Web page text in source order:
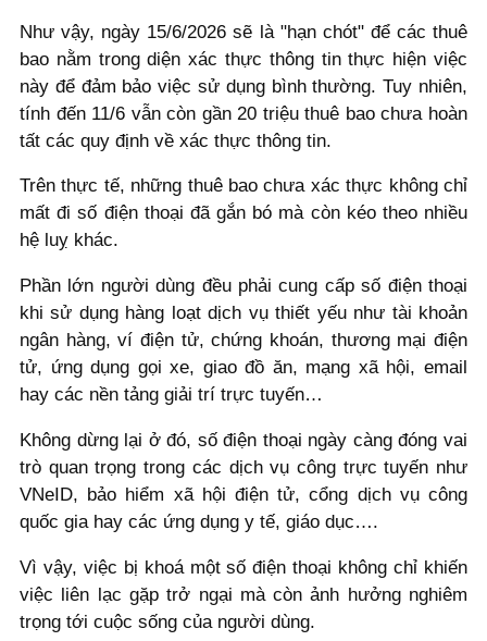
Như vậy, ngày 15/6/2026 sẽ là "hạn chót" để các thuê
bao nằm trong diện xác thực thông tin thực hiện việc
này để đảm bảo việc sử dụng bình thường. Tuy nhiên,
tính đến 11/6 vẫn còn gần 20 triệu thuê bao chưa hoàn
tất các quy định về xác thực thông tin.
Trên thực tế, những thuê bao chưa xác thực không chỉ
mất đi số điện thoại đã gắn bó mà còn kéo theo nhiều
hệ luỵ khác.
Phần lớn người dùng đều phải cung cấp số điện thoại
khi sử dụng hàng loạt dịch vụ thiết yếu như tài khoản
ngân hàng, ví điện tử, chứng khoán, thương mại điện
tử, ứng dụng gọi xe, giao đồ ăn, mạng xã hội, email
hay các nền tảng giải trí trực tuyến…
Không dừng lại ở đó, số điện thoại ngày càng đóng vai
trò quan trọng trong các dịch vụ công trực tuyến như
VNeID, bảo hiểm xã hội điện tử, cổng dịch vụ công
quốc gia hay các ứng dụng y tế, giáo dục….
Vì vậy, việc bị khoá một số điện thoại không chỉ khiến
việc liên lạc gặp trở ngại mà còn ảnh hưởng nghiêm
trọng tới cuộc sống của người dùng.